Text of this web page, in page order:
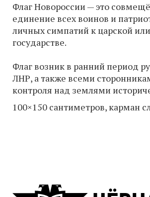
Флаг Новороссии — это
единение всех воинов и
личных симпатий к царской
государстве.
Флаг возник в ранний период
ЛНР, а также всеми
контроля над землями
100×150 сантиметров, карман